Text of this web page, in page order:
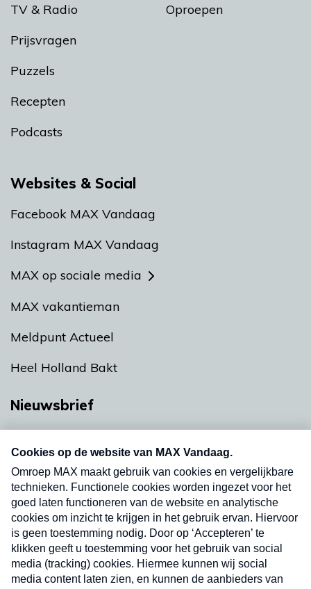
TV & Radio
Prijsvragen
Puzzels
Recepten
Podcasts
Oproepen
Websites & Social
Facebook MAX Vandaag
Instagram MAX Vandaag
MAX op sociale media
MAX vakantieman
Meldpunt Actueel
Heel Holland Bakt
Nieuwsbrief
nieuwsbrief. Elke vrijdag- en dinsdagochtend in
uw mailbox.
Verzend